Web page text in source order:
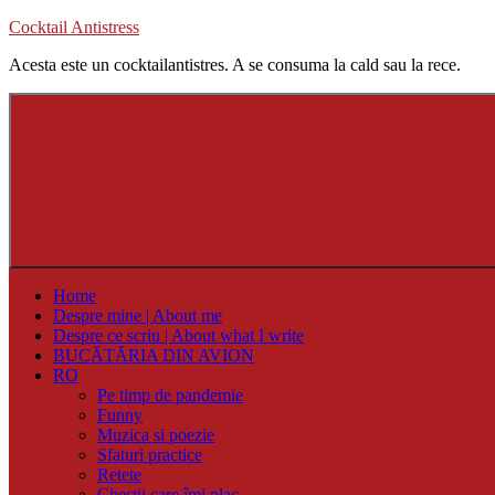
Skip
content
Cocktail Antistress
Acesta este un cocktailantistres. A se consuma la cald sau la rece.
Home
Despre mine | About me
Despre ce scriu | About what I write
BUCĂTĂRIA DIN AVION
RO
Pe timp de pandemie
Funny
Muzica si poezie
Sfaturi practice
Retete